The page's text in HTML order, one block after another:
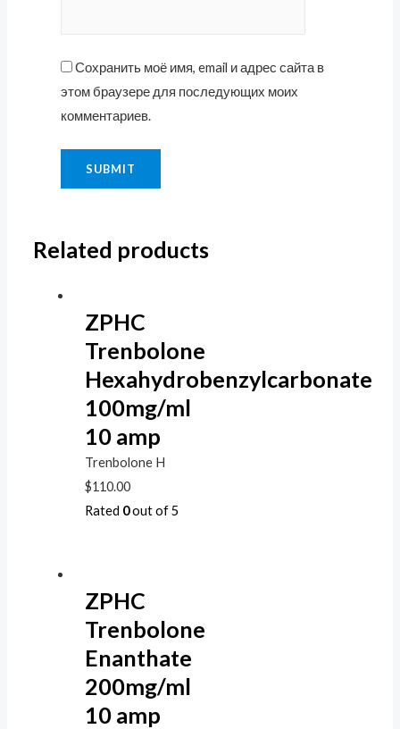
Сохранить моё имя, email и адрес сайта в
этом браузере для последующих моих
комментариев.
Related products
ZPHC
Trenbolone
Hexahydrobenzylcarbonate
100mg/ml
10 amp
Trenbolone H
$110.00
Rated 0out of 5
ZPHC
Trenbolone
Enanthate
200mg/ml
10 amp